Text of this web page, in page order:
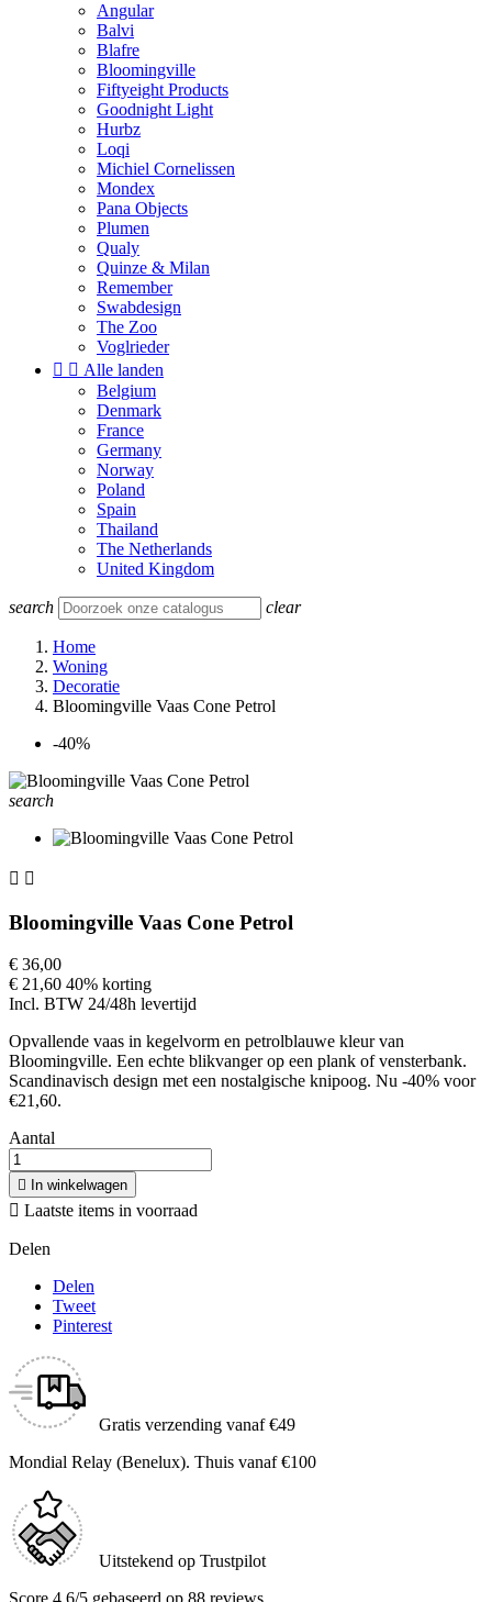
Angular
Balvi
Blafre
Bloomingville
Fiftyeight Products
Goodnight Light
Hurbz
Loqi
Michiel Cornelissen
Mondex
Pana Objects
Plumen
Qualy
Quinze & Milan
Remember
Swabdesign
The Zoo
Voglrieder
  Alle landen
Belgium
Denmark
France
Germany
Norway
Poland
Spain
Thailand
The Netherlands
United Kingdom
search clear
Home
Woning
Decoratie
Bloomingville Vaas Cone Petrol
-40%
search
 
Bloomingville Vaas Cone Petrol
€ 36,00
€ 21,60 40% korting
Incl. BTW 24/48h levertijd
Opvallende vaas in kegelvorm en petrolblauwe kleur van
Bloomingville. Een echte blikvanger op een plank of vensterbank.
Scandinavisch design met een nostalgische knipoog. Nu -40% voor
€21,60.
Aantal
 In winkelwagen
 Laatste items in voorraad
Delen
Delen
Tweet
Pinterest
Gratis verzending vanaf €49
Mondial Relay (Benelux). Thuis vanaf €100
Uitstekend op Trustpilot